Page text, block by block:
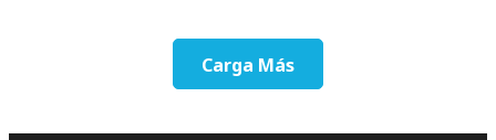
Carga Más